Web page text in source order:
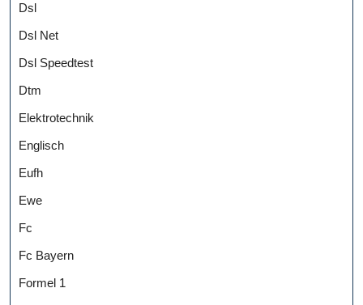
Dsl
Dsl Net
Dsl Speedtest
Dtm
Elektrotechnik
Englisch
Eufh
Ewe
Fc
Fc Bayern
Formel 1